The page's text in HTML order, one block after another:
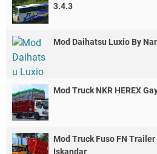
3.4.3
Mod Daihatsu Luxio By
Mod Truck NKR HEREX
Mod Truck Fuso FN
Iskandar